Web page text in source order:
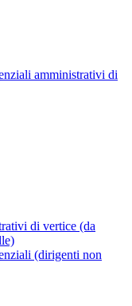
amministrativi di
di vertice (da
(dirigenti non